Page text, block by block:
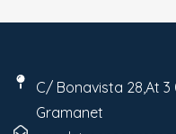
C/ Bonavista 28,At
Gramanet